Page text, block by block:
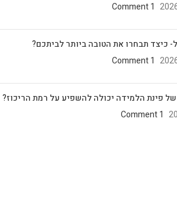
1 Comment
כיצד תבחרו את הטובה ביותר לביתכם?
1 Comment
פינת הלמידה יכולה להשפיע על רמת הריכוז?
1 Comment